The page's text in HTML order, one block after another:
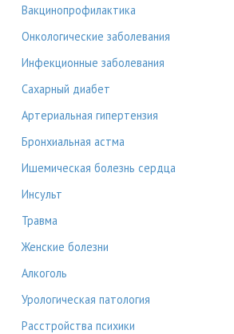
Вакцинопрофилактика
Онкологические заболевания
Инфекционные заболевания
Сахарный диабет
Артериальная гипертензия
Бронхиальная астма
Ишемическая болезнь сердца
Инсульт
Травма
Женские болезни
Алкоголь
Урологическая патология
Расстройства психики